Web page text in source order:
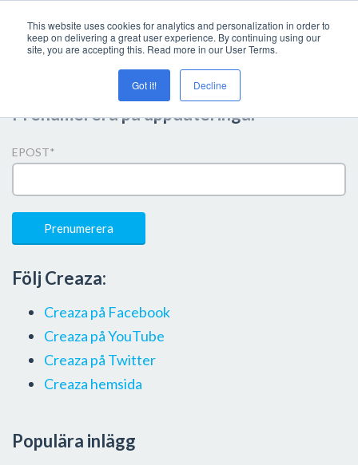
This website uses cookies for analytics and personalization in order to
keep on delivering a great user experience. By continuing using our
site, you are accepting this. Read more in our User Terms.
Got it! Decline
Prenumerera på uppdateringar
EPOST*
Följ Creaza:
Creaza på Facebook
Creaza på YouTube
Creaza på Twitter
Creaza hemsida
Populära inlägg